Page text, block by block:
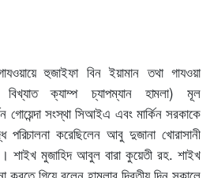
হুজাইফা বিন ইয়ামান তথা গাযওয়া
ক্যাম্প চ্যাপম্যান হামলা) মূল
গোয়েন্দা সংস্থা সিআইএ এবং মার্কিন সরকাকে
করেছিলেন আবু দুজানা খোরাসানী
শাইখ মুজাহিদ আবুল বারা কুয়েতী রহ. শাইখ